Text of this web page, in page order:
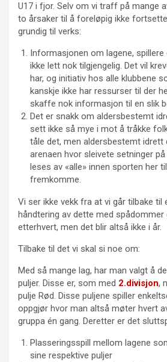
U17 i fjor. Selv om vi traff på mange
to årsaker til å foreløpig ikke
grundig til verks:
Informasjonen om lagene,
ikke lett nok tilgjengelig. Det vil
har, og initiativ hos alle klubbene
kanskje ikke har ressurser til der
skaffe nok informasjon til en slik
Det er snakk om aldersbestemt
sett ikke så mye i mot å tråkke
tåle det, men aldersbestemt idrett
arenaen hvor sleivete setninger
leses av «alle» innen sporten her
fremkomme.
Vi ser ikke vekk fra at vi går tilbake til
håndtering av dette med
etterhvert, men det blir altså ikke i år.
Tilbake til det vi skal si noe om:
Med så mange lag, har man valgt å
puljer. Disse er, som med 2.divisjon,
pulje Rød. Disse puljene spiller
oppgjør hvor man altså møter hvert
gruppa én gang. Deretter er det
Plasseringsspill mellom lagene
sine respektive puljer